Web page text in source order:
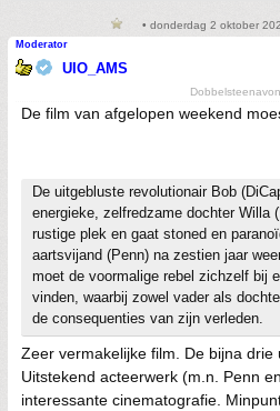
• donderdag 2 oktober
Moderator
UIO_AMS
De film van afgelopen weekend
De uitgebluste revolutionair Bob
energieke, zelfredzame dochter Willa
rustige plek en gaat stoned en
aartsvijand (Penn) na zestien jaar
moet de voormalige rebel zichzelf bij
vinden, waarbij zowel vader als
de consequenties van zijn verleden.
Zeer vermakelijke film. De bijna drie
Uitstekend acteerwerk (m.n. Penn
interessante cinematografie.